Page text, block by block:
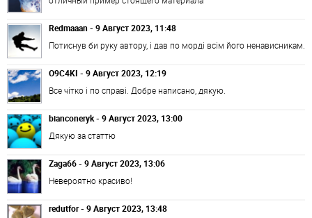
Redmaaan - 9 Август 2023, 11:48
Потиснув би руку автору, і дав по морді всім його ненависникам.
O9C4KI - 9 Август 2023, 12:19
Все чітко і по справі. Добре написано, дякую.
bianconeryk - 9 Август 2023, 13:00
Дякую за статтю
Zaga66 - 9 Август 2023, 13:06
Невероятно красиво!
redutfor - 9 Август 2023, 13:48